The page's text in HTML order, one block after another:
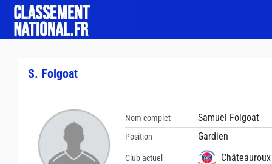
S. Folgoat
Nom complet Samuel Folgoat
Position Gardien
Club actuel